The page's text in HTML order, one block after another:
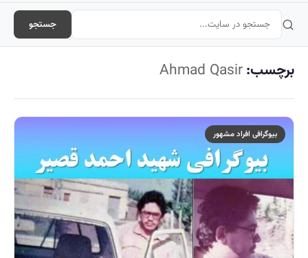
جستجو
برچسب:Ahmad Qasir
بیوگرافی افراد مشهور